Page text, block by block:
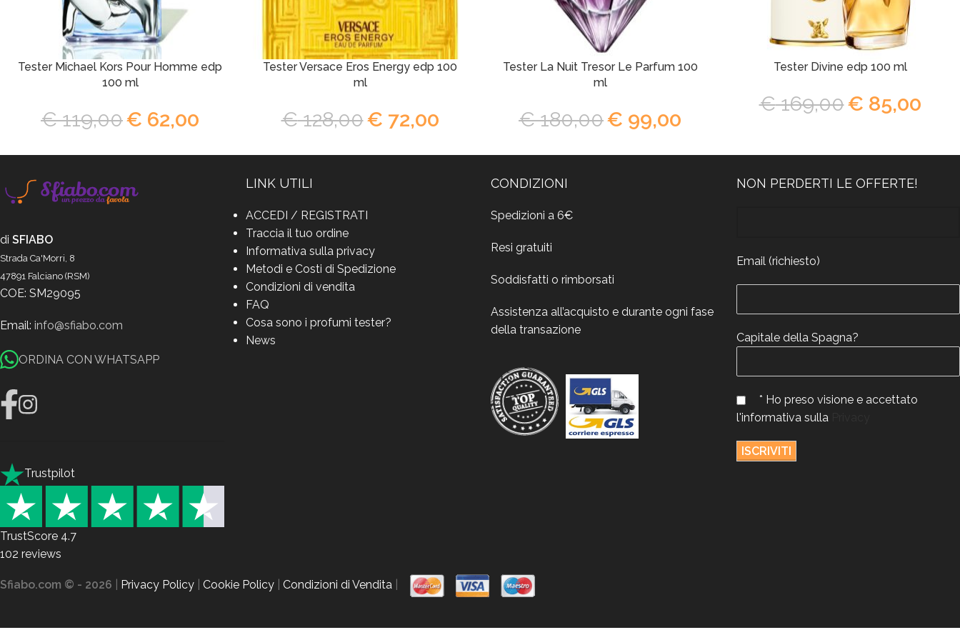
Tester Michael Kors Pour Homme edp
100 ml
€119,00€ 62,00
Tester Versace Eros Energy edp 100
ml
€128,00€ 72,00
Tester La Nuit Tresor Le Parfum 100
ml
€180,00€ 99,00
Tester Divine edp 100 ml
€169,00€ 85,00
di SFIABO
Strada Ca'Morri, 8
47891 Falciano (RSM)
COE: SM29095
Email: info@sfiabo.com
ORDINA CON WHATSAPP
Trustpilot
TrustScore 4.7
102 reviews
LINK UTILI
ACCEDI / REGISTRATI
Traccia il tuo ordine
Informativa sulla privacy
Metodi e Costi di Spedizione
Condizioni di vendita
FAQ
Cosa sono i profumi tester?
News
CONDIZIONI
Spedizioni a 6€
Resi gratuiti
Soddisfatti o rimborsati
Assistenza all’acquisto e durante ogni fase
della transazione
NON PERDERTI LE OFFERTE!
Email (richiesto)
Capitale della Spagna?
* Ho preso visione e accettato
l'informativa sulla
Sfiabo.com © - 2026 Privacy Policy Cookie Policy Condizioni di Vendita